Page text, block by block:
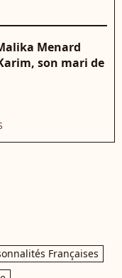
Menard
son mari de
Françaises